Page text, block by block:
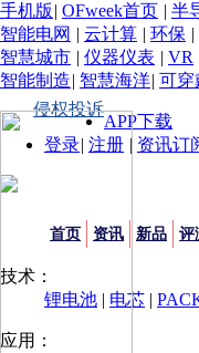
手机版 | OFweek首页 | 半
智能电网 | 云计算 | 环保 |
智慧城市 | 仪器仪表 | VR
智能制造| 智慧海洋| 可穿
侵权投诉
APP下载
登录| 注册 | 资讯订
首页 资讯 新品 评
技术：
锂电池 | 电芯 |
应用：